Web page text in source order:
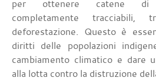
per ottenere catene di
completamente tracciabili,
deforestazione. Questo è
diritti delle popolazioni
cambiamento climatico e dare
alla lotta contro la distruzione